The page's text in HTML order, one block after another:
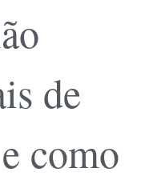
de
como